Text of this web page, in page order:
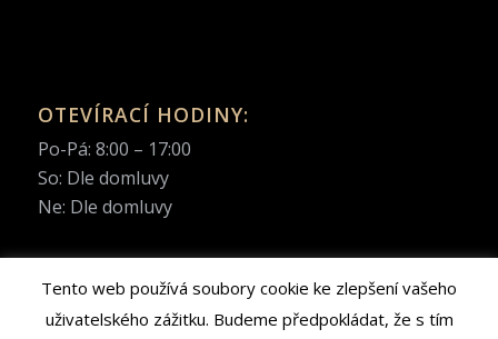
OTEVÍRACÍ HODINY:
Po-Pá: 8:00 – 17:00
So: Dle domluvy
Ne: Dle domluvy
Tento web používá soubory cookie ke zlepšení vašeho
uživatelského zážitku. Budeme předpokládat, že s tím